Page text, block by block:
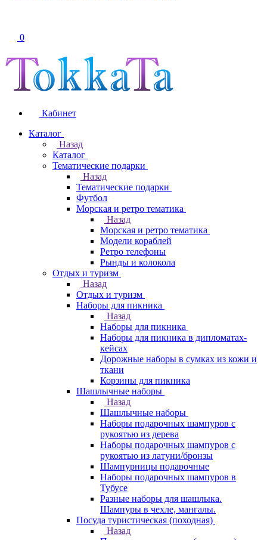
0
Кабинет
Каталог
Назад
Каталог
Тематические подарки
Назад
Тематические подарки
Футбол
Морская и ретро тематика
Назад
Морская и ретро тематика
Модели кораблей
Ретро телефоны
Рынды и колокола
Отдых и туризм
Назад
Отдых и туризм
Наборы для пикника
Назад
Наборы для пикника
Наборы для пикника в дипломатах-
кейсах
Дорожные наборы в сумках из кожи и
ткани
Корзины для пикника
Шашлычные наборы
Назад
Шашлычные наборы
Наборы подарочных шампуров с
рукоятью из дерева
Наборы подарочных шампуров с
рукоятью из латуни/бронзы
Шампурницы подарочные
Наборы подарочных шампуров в
Тубусе
Разные наборы для шашлыка.
Шампуры в чехле, мангалы.
Посуда туристическая (походная)
Назад